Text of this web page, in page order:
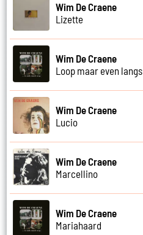
Wim De Craene
Lizette
Wim De Craene
Loop maar even langs
Wim De Craene
Lucio
Wim De Craene
Marcellino
Wim De Craene
Mariahaard